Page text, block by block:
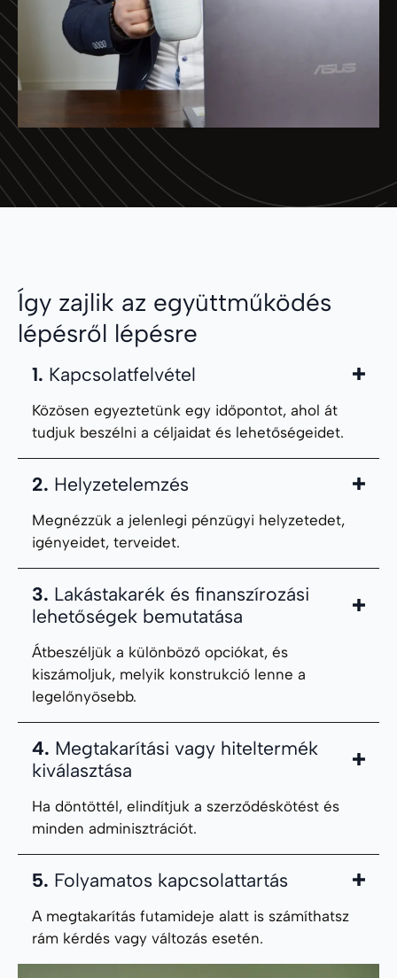
Így zajlik az együttműködés
lépésről lépésre
1. Kapcsolatfelvétel
Közösen egyeztetünk egy időpontot, ahol át
tudjuk beszélni a céljaidat és lehetőségeidet.
2. Helyzetelemzés
Megnézzük a jelenlegi pénzügyi helyzetedet,
igényeidet, terveidet.
3. Lakástakarék és finanszírozási
lehetőségek bemutatása
Átbeszéljük a különböző opciókat, és
kiszámoljuk, melyik konstrukció lenne a
legelőnyösebb.
4. Megtakarítási vagy hiteltermék
kiválasztása
Ha döntöttél, elindítjuk a szerződéskötést és
minden adminisztrációt.
5. Folyamatos kapcsolattartás
A megtakarítás futamideje alatt is számíthatsz
rám kérdés vagy változás esetén.